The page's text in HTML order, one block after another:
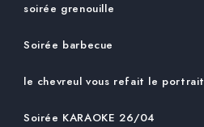
soirée grenouille
Soirée barbecue
le chevreul vous refait le portrait
Soirée KARAOKE 26/04